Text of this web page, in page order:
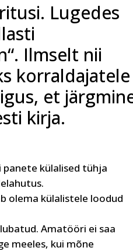
Lugedes
Ilmselt nii
korraldajatele
et
kirja.
panete külalised tühja
olema külalistele loodud
Amatööri ei saa
meeles, kui mõne